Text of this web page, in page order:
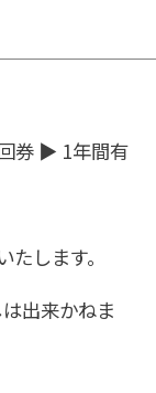
券 ▶︎ 1年間有
します。
出来かねま